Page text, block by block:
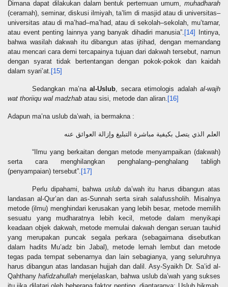
Dimana dapat dilakukan dalam bentuk pertemuan umum, muhadharah
(ceramah), seminar, diskusi ilmiyah, ta’lim di masjid atau di universitas–
universitas atau di ma’had–ma’had, atau di sekolah–sekolah, mu’tamar,
atau event penting lainnya yang banyak dihadiri manusia”. [14]
Intinya,
bahwa wasilah dakwah itu dibangun atas ijtihad, dengan memandang
atau mencari cara demi tercapainya tujuan dari dakwah tersebut, namun
dengan syarat tidak bertentangan dengan pokok-pokok dan kaidah
dalam syari’at. [15]
Sedangkan ma’na al-Uslub, secara etimologis adalah al-wajh
wat thoriiqu wal madzhab atau sisi, metode dan aliran. [16]
Adapun ma’na uslub da’wah, ia bermakna :
العلم الذي يتصل بكيفية مباشرة التبليغ وإزالة العوائق عنه
“Ilmu yang berkaitan dengan metode menyampaikan (dakwah)
serta cara menghilangkan penghalang–penghalang tabligh
(penyampaian) tersebut”. [17]
Perlu dipahami, bahwa uslubda’wah itu harus dibangun atas
landasan al-Qur’an dan as-Sunnah serta sirah salafussholih. Misalnya
metode (ilmu) menghindari kerusakan yang lebih besar, metode memilih
sesuatu yang mudharatnya lebih kecil, metode dalam menyikapi
keadaan objek dakwah, metode memulai dakwah dengan seruan tauhid
yang merupakan puncak segala perkara (sebagaimana disebutkan
dalam hadits Mu’adz bin Jabal), metode lemah lembut dan metode
tegas pada tempat sebenarnya dan lain sebagianya, yang seluruhnya
harus dibangun atas landasan hujjah dan dalil. Asy-Syaikh Dr. Sa’id al-
Qahthanyhafidzahullah menjelaskan, bahwa uslub da’wah yang sukses